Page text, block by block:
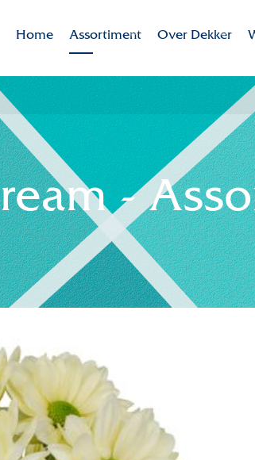
Home Assortiment
Brands
Assortiment
Uitgelichte rassen
Over Dekker
Dekker
Missie - Visie
MVO
Duurzaamheid
Innovatie
Internationaal
Historie
-